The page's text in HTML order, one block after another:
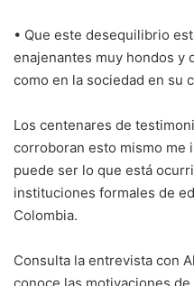
• Que este desequilibrio
enajenantes muy hondos y
como en la sociedad en su
Los centenares de
corroboran esto mismo me
puede ser lo que está
instituciones formales de
Colombia.
Consulta la entrevista con